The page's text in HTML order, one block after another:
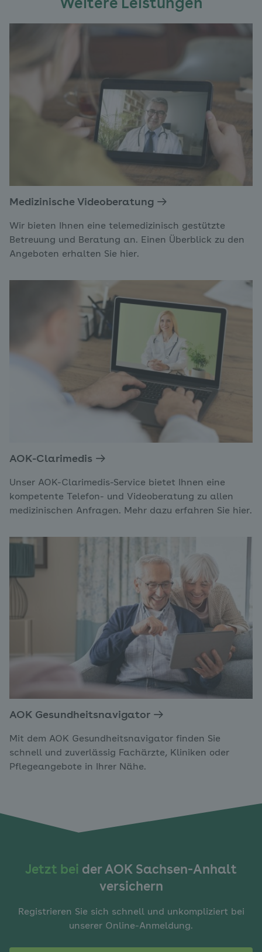
Weitere Leistungen
Medizinische Videoberatung
Wir bieten Ihnen eine telemedizinisch gestützte
Betreuung und Beratung an. Einen Überblick zu den
Angeboten erhalten Sie hier.
AOK-Clarimedis
Unser AOK-Clarimedis-Service bietet Ihnen eine
kompetente Telefon- und Videoberatung zu allen
medizinischen Anfragen. Mehr dazu erfahren Sie hier.
AOK Gesundheitsnavigator
Mit dem AOK Gesundheitsnavigator finden Sie
schnell und zuverlässig Fachärzte, Kliniken oder
Pflegeangebote in Ihrer Nähe.
Jetzt bei der AOK Sachsen-Anhalt
versichern
Registrieren Sie sich schnell und unkompliziert bei
unserer Online-Anmeldung.